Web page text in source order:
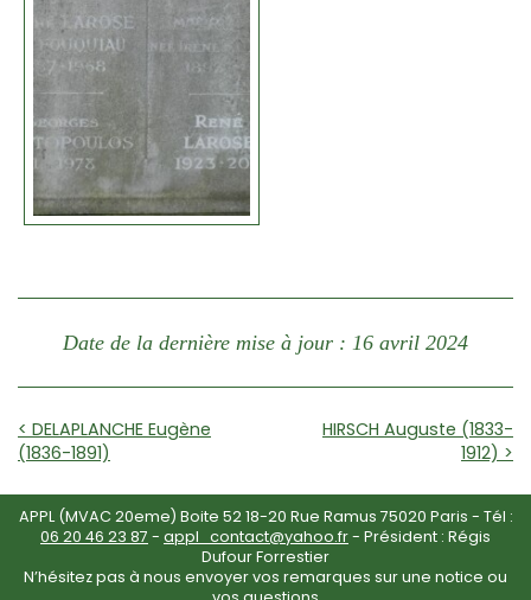
Date de la dernière mise à jour : 16 avril 2024
< DELAPLANCHE Eugène
(1836-1891)
HIRSCH Auguste (1833-
1912) >
APPL (MVAC 20eme) Boite 52 18-20 Rue Ramus 75020 Paris - Tél :
06 20 46 23 87 - appl_contact@yahoo.fr- Président : Régis
Dufour Forrestier
N’hésitez pas à nous envoyer vos remarques sur une notice ou